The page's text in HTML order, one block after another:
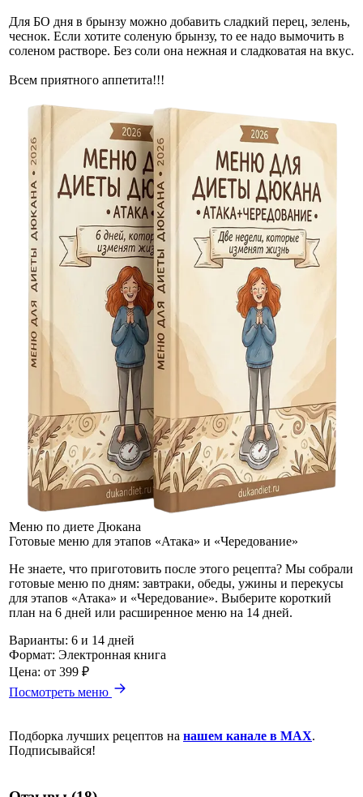
Для БО дня в брынзу можно добавить сладкий перец, зелень,
чеснок. Если хотите соленую брынзу, то ее надо вымочить в
соленом растворе. Без соли она нежная и сладковатая на вкус.
Всем приятного аппетита!!!
Меню по диете Дюкана
Готовые меню для этапов «Атака» и «Чередование»
Не знаете, что приготовить после этого рецепта? Мы собрали
готовые меню по дням: завтраки, обеды, ужины и перекусы
для этапов «Атака» и «Чередование». Выберите короткий
план на 6 дней или расширенное меню на 14 дней.
Варианты: 6 и 14 дней
Формат: Электронная книга
Цена: от 399 ₽
Посмотреть меню
Подборка лучших рецептов на нашем канале в MAX.
Подписывайся!